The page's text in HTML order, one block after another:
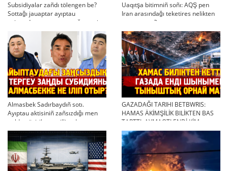
Subsidiyalar zañdı tölengen be?
Sottağı jauaptar ayıptau
twjırımdarın qayta qarauğa negiz
bola ala ma?
Uaqıtşa bitimniñ soñı: AQŞ pen
Iran arasındağı teketires nelikten
qayta uşıqtı?
Almasbek Sadırbaydıñ sotı.
Ayıptau aktisiniñ zañsızdığı men
qoldan ösirilgen milliondar
GAZADAĞI TARIHI BETBWRIS:
HAMAS ÄKİMŞİLİK BILİKTEN BAS
TARTTI. AYMAQTI ENDİ KİM
BASQARADI?